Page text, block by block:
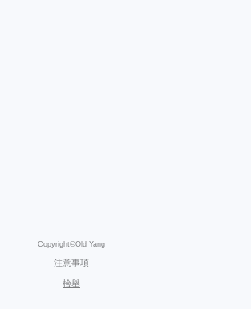
Copyright©Old Yang
注意事項
檢舉